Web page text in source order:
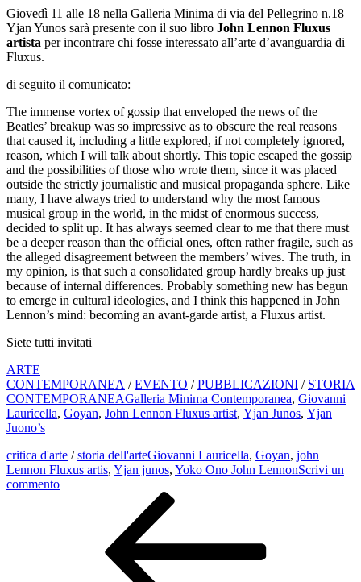
Giovedì 11 alle 18 nella Galleria Minima di via del Pellegrino n.18
Yjan Yunos sarà presente con il suo libro John Lennon Fluxus
artista per incontrare chi fosse interessato all’arte d’avanguardia di
Fluxus.
di seguito il comunicato:
The immense vortex of gossip that enveloped the news of the
Beatles’ breakup was so impressive as to obscure the real reasons
that caused it, including a little explored, if not completely ignored,
reason, which I will talk about shortly. This topic escaped the gossip
and the possibilities of those who wrote them, since it was placed
outside the strictly journalistic and musical propaganda sphere. Like
many, I have always tried to understand why the most famous
musical group in the world, in the midst of enormous success,
decided to split up. It has always seemed clear to me that there must
be a deeper reason than the official ones, often rather fragile, such as
the alleged disagreement between the members’ wives. The truth, in
my opinion, is that such a consolidated group hardly breaks up just
because of internal differences. Probably something new has begun
to emerge in cultural ideologies, and I think this happened in John
Lennon’s mind: becoming an avant-garde artist, a Fluxus artist.
Siete tutti invitati
ARTE
CONTEMPORANEA /EVENTO /PUBBLICAZIONI / STORIA
CONTEMPORANEAGalleria Minima Contemporanea, Giovanni
Lauricella, Goyan, John Lennon Fluxus artist, Yjan Junos, Yjan
Juono’s
critica d'arte /storia dell'arteGiovanni Lauricella, Goyan, john
Lennon Fluxus artis, Yjan junos, Yoko Ono John LennonScrivi un
commentosu